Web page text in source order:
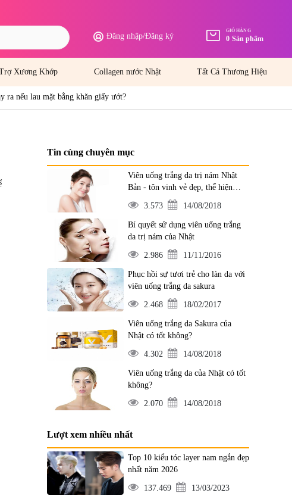
Đăng nhập/Đăng ký
GIỎ HÀNG
0 Sản phẩm
Xương Khớp Collagen nước Nhật Tất Cả Thương Hiệu
ra nếu lau mặt bằng khăn giấy ướt?
Tin cùng chuyên mục
Viên uống trắng da trị nám Nhật
Bản - tôn vinh vẻ đẹp, thể hiện
đẳng cấp
3.573 14/08/2018
Bí quyết sử dụng viên uống trắng
da trị nám của Nhật
2.986 11/11/2016
Phục hồi sự tươi trẻ cho làn da với
viên uống trắng da sakura
2.468 18/02/2017
Viên uống trắng da Sakura của
Nhật có tốt không?
4.302 14/08/2018
Viên uống trắng da của Nhật có tốt
không?
2.070 14/08/2018
Lượt xem nhiều nhất
Top 10 kiểu tóc layer nam ngắn đẹp
nhất năm 2026
137.469 13/03/2023